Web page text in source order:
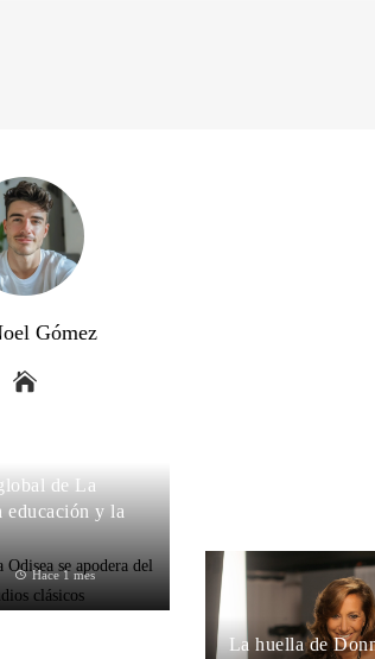
Gómez
de La
educación y la
Hace 1 mes
La huella de